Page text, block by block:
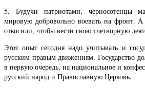
5. Будучи патриотами, черносотенцы
мировую добровольно воевать на фронт.
откосили, чтобы вести свою тлетворную
Этот опыт сегодня надо учитывать и
русским правым движениям. Государство
в первую очередь, на национальное и
русский народ и Православную Церковь.